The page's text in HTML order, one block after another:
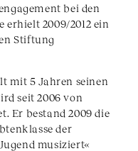
bei den
2009/2012 ein
Stiftung
mit 5 Jahren seinen
seit 2006 von
Er bestand 2009 die
der
musiziert«